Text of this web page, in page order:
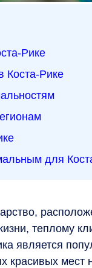
Рике
Коста-Рике
для
теплому
является
красивых мест